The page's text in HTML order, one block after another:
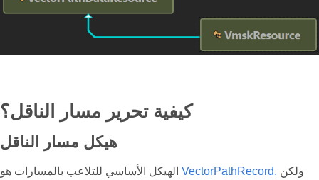
كيفية تحرير مسار الناقل؟
هيكل مسار الناقل
VectorPathRecord.